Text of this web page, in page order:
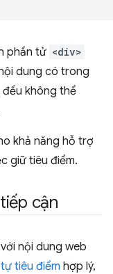
phần tử <div>
dung có trong
đều không thể
khả năng hỗ trợ
giữ tiêu điểm.
cận
nội dung web
tiêu điểm hợp lý,